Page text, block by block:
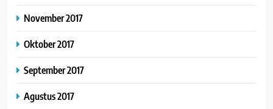
November 2017
Oktober 2017
September 2017
Agustus 2017